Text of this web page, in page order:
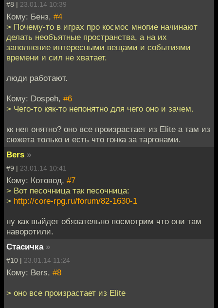
#8 | 23.01.14 10:39
Кому: Бенз, #4
> Почему-то в играх про космос многие начинают
делать необъятные пространства, а на их
заполнение интересными вещами и событиями
времени и сил не хватает.
люди работают.
Кому: Dospeh, #6
> Чего-то кяк-то непонятно для чего оно и зачем.
кк неп онятно? оно все произрастает из Elite а там из
сюжета только и есть что гонка за таргонами.
Bers »
#9 | 23.01.14 10:41
Кому: Котовод, #7
> Вот песочница так песочница:
> http://core-rpg.ru/forum/82-1630-1
ну как выйдет обязательно посмотрим что они там
наворотили.
Стасичка »
#10 | 23.01.14 11:24
Кому: Bers, #8
> оно все произрастает из Elite